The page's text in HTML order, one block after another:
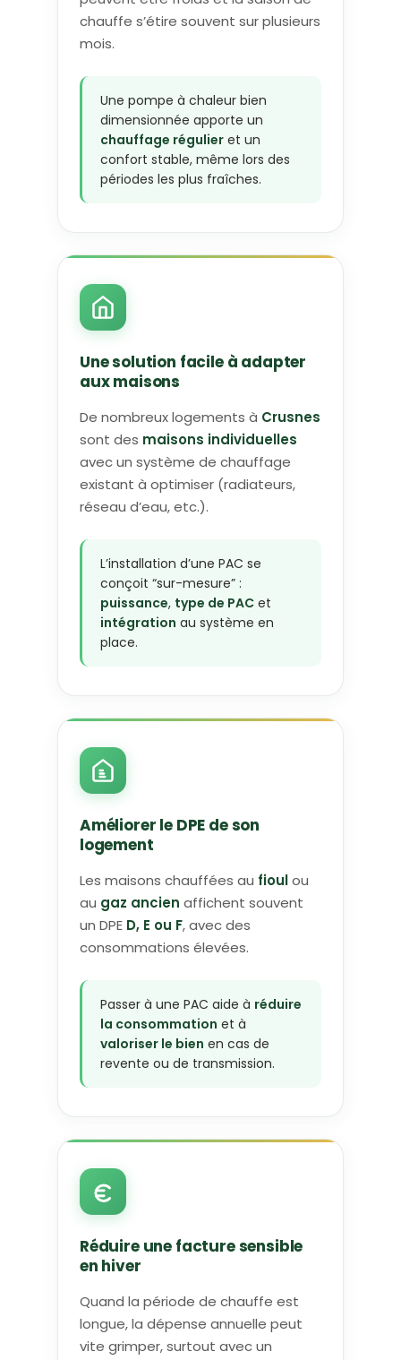
chauffe s’étire souvent sur plusieurs
mois.
Une pompe à chaleur bien
dimensionnée apporte un
chauffage régulier et un
confort stable, même lors des
périodes les plus fraîches.
Une solution facile à adapter
aux maisons
De nombreux logements à Crusnes
sont des maisons individuelles
avec un système de chauffage
existant à optimiser (radiateurs,
réseau d’eau, etc.).
L’installation d’une PAC se
conçoit “sur-mesure” :
puissance, type de PAC et
intégration au système en
place.
Améliorer le DPE de son
logement
Les maisons chauffées au fioulou
au gaz ancien affichent souvent
un DPE D, E ou F, avec des
consommations élevées.
Passer à une PAC aide à réduire
la consommation et à
valoriser le bien en cas de
revente ou de transmission.
Réduire une facture sensible
en hiver
Quand la période de chauffe est
longue, la dépense annuelle peut
vite grimper, surtout avec un